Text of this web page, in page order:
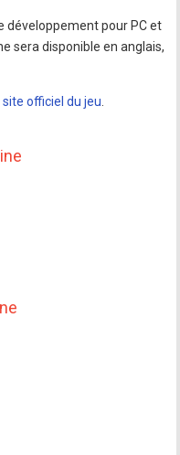
développement pour PC et
sera disponible en anglais,
site officiel du jeu